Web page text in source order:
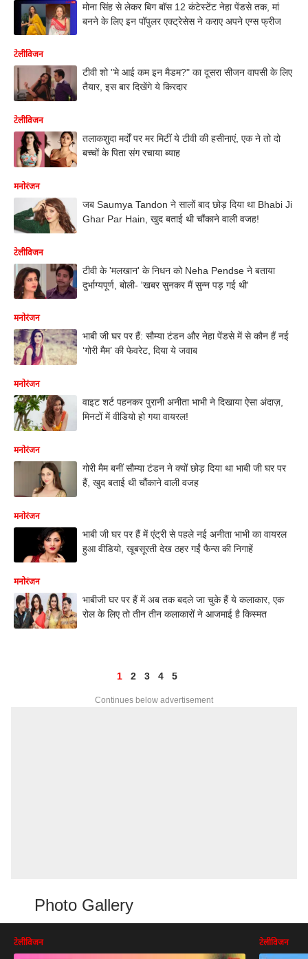
मोना सिंह से लेकर बिग बॉस 12 कंटेस्टेंट नेहा पेंडसे तक, मां
बनने के लिए इन पॉपुलर एक्ट्रेसेस ने कराए अपने एग्स फ्रीज
टेलीविजन
टीवी शो "मे आई कम इन मैडम?" का दूसरा सीजन वापसी के लिए
तैयार, इस बार दिखेंगे ये किरदार
टेलीविजन
तलाकशुदा मर्दों पर मर मिटीं ये टीवी की हसीनाएं, एक ने तो दो
बच्चों के पिता संग रचाया ब्याह
मनोरंजन
जब Saumya Tandon ने सालों बाद छोड़ दिया था Bhabi Ji
Ghar Par Hain, खुद बताई थी चौंकाने वाली वजह!
टेलीविजन
टीवी के 'मलखान' के निधन को Neha Pendse ने बताया
दुर्भाग्यपूर्ण, बोली- 'खबर सुनकर मैं सुन्न पड़ गई थी'
मनोरंजन
भाबी जी घर पर हैं: सौम्या टंडन और नेहा पेंडसे में से कौन हैं नई
‘गोरी मैम’ की फेवरेट, दिया ये जवाब
मनोरंजन
वाइट शर्ट पहनकर पुरानी अनीता भाभी ने दिखाया ऐसा अंदाज़,
मिनटों में वीडियो हो गया वायरल!
मनोरंजन
गोरी मैम बनीं सौम्या टंडन ने क्यों छोड़ दिया था भाबी जी घर पर
हैं, खुद बताई थी चौंकाने वाली वजह
मनोरंजन
भाबी जी घर पर हैं में एंट्री से पहले नई अनीता भाभी का वायरल
हुआ वीडियो, खूबसूरती देख ठहर गईं फैन्स की निगाहें
मनोरंजन
भाबीजी घर पर हैं में अब तक बदले जा चुके हैं ये कलाकार, एक
रोल के लिए तो तीन तीन कलाकारों ने आजमाई है किस्मत
1 2 3 4 5
Continues below advertisement
Photo Gallery
टेलीविजन टेलीविजन